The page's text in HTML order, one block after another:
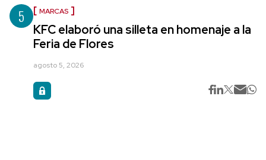
5 MARCAS
KFC elaboró una silleta en homenaje a la
Feria de Flores
agosto 5, 2026